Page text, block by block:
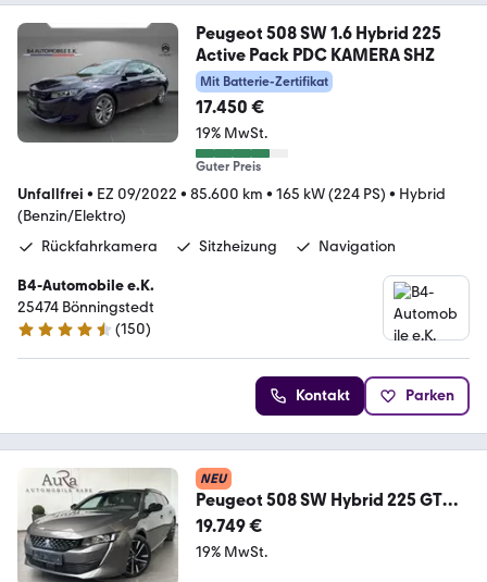
Peugeot 508 SW 1.6 Hybrid 225
Active Pack PDC KAMERA SHZ
Mit Batterie-Zertifikat
17.450 €
19% MwSt.
Guter Preis
Unfallfrei • EZ 09/2022 • 85.600 km • 165 kW (224 PS) • Hybrid
(Benzin/Elektro)
Rückfahrkamera
Sitzheizung Navigation
B4-Automobile e.K.
25474 Bönningstedt
4.7 Sterne
(150)
Kontakt Parken
NEU
Peugeot 508 SW Hybrid 225 GT
NAV+LED+ACC+KAM+18ZOLL+VC
19.749 €
19% MwSt.